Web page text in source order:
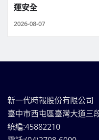
運安全
2026-08-07
新一代時報股份有限公司
臺中市西屯區臺灣大道三
統編:45882210